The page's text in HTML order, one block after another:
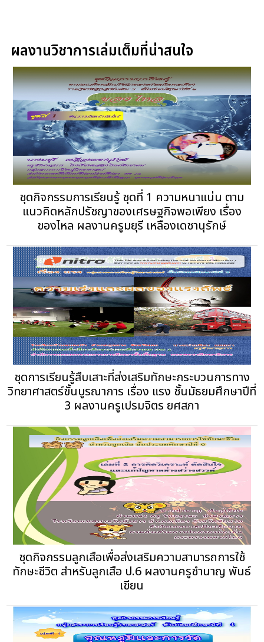
ผลงานวิชาการเล่มเต็มที่น่าสนใจ
ชุดกิจกรรมการเรียนรู้ ชุดที่ 1 ความหนาแน่น ตาม
แนวคิดหลักปรัชญาของเศรษฐกิจพอเพียง เรื่อง
ของไหล ผลงานครูมยุรี เหลืองเดชานุรักษ์
ชุดการเรียนรู้สืบเสาะที่ส่งเสริมทักษะกระบวนการทาง
วิทยาศาสตร์ขั้นบูรณาการ เรื่อง แรง ชั้นมัธยมศึกษาปีที่
3 ผลงานครูเปรมจิตร ยศสภา
ชุดกิจกรรมลูกเสือเพื่อส่งเสริมความสามารถการใช้
ทักษะชีวิต สำหรับลูกเสือ ป.6 ผลงานครูชำนาญ พันธ์
เขียน